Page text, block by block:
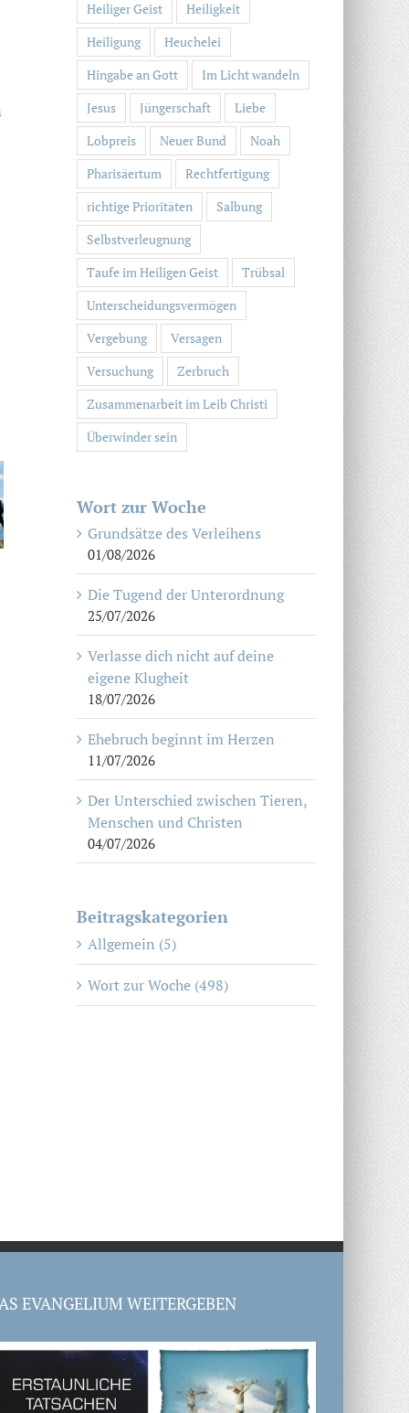
Heiliger Geist
Heiligkeit
Heiligung
Heuchelei
Hingabe an Gott
Im Licht wandeln
Jesus
Jüngerschaft
Liebe
Lobpreis
Neuer Bund
Noah
Pharisäertum
Rechtfertigung
richtige Prioritäten
Salbung
Selbstverleugnung
Taufe im Heiligen Geist
Trübsal
Unterscheidungsvermögen
Vergebung
Versagen
Versuchung
Zerbruch
Zusammenarbeit im Leib Christi
Überwinder sein
Wort zur Woche
Grundsätze des Verleihens
01/08/2026
Die Tugend der Unterordnung
25/07/2026
Verlasse dich nicht auf deine
eigene Klugheit
18/07/2026
Ehebruch beginnt im Herzen
11/07/2026
Der Unterschied zwischen Tieren,
Menschen und Christen
04/07/2026
Beitragskategorien
Allgemein (5)
Wort zur Woche (498)
EVANGELIUM WEITERGEBEN